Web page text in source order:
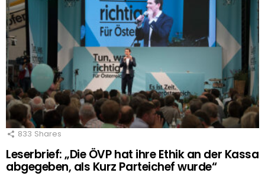
833 Shares
Leserbrief: „Die ÖVP hat ihre Ethik an der Kassa
abgegeben, als Kurz Parteichef wurde“